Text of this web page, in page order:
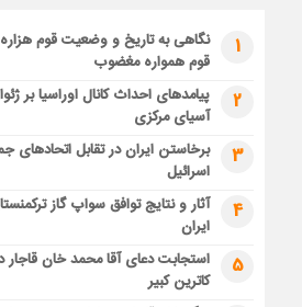
1
نگاهی به تاریخ و وضعیت قوم هزاره
قوم همواره مغضوب
2
پیامدهای احداث کانال اوراسیا بر
آسیای مرکزی
3
برخاستن ایران در تقابل اتحادهای
اسرائیل
4
آثار و نتایج توافق سواپ گاز
ایران
5
استجابت دعای آقا محمد خان
کاترین کبیر